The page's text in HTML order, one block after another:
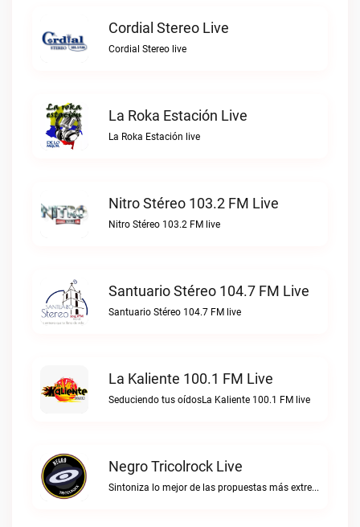
Cordial Stereo Live
Cordial Stereo live
La Roka Estación Live
La Roka Estación live
Nitro Stéreo 103.2 FM Live
Nitro Stéreo 103.2 FM live
Santuario Stéreo 104.7 FM Live
Santuario Stéreo 104.7 FM live
La Kaliente 100.1 FM Live
Seduciendo tus oídosLa Kaliente 100.1 FM live
Negro Tricolrock Live
Sintoniza lo mejor de las propuestas más extremas y virtuosas del metal colombianoNegro Tricolrock live